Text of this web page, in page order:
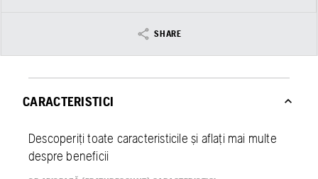
SHARE
CARACTERISTICI
Descoperiți toate caracteristicile și aflați mai multe
despre beneficii